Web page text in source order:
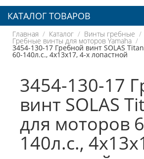
КАТАЛОГ ТОВАРОВ
Главная Каталог Винты гребные
Гребные винты для моторов Yamaha
3454-130-17 Гребной винт SOLAS
60-140л.с., 4x13x17, 4-х лопастной
3454-130-17
винт SOLAS
для моторов
140л.с.,